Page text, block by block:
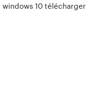
windows 10 télécharger